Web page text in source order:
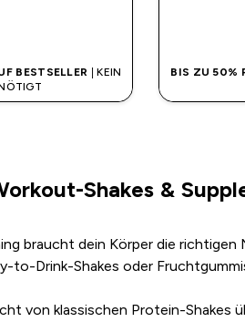
BESTSELLER | KEIN
BIS ZU 50%
Shakes &
braucht dein Körper die
to-Drink-Shakes oder
von klassischen Protein-Shakes